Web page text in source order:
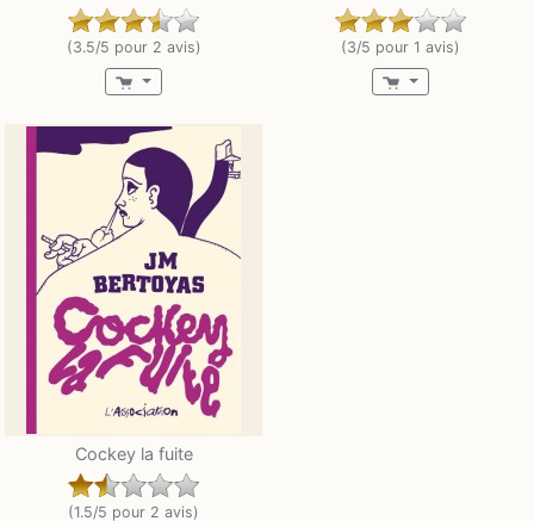
(3.5/5 pour 2 avis) (3/5 pour 1 avis)
Cockey la fuite
(1.5/5 pour 2 avis)